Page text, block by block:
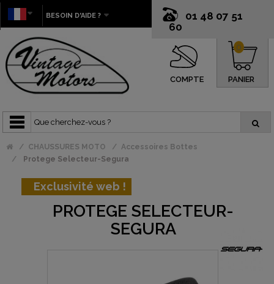
01 48 07 51
60
BESOIN D'AIDE ?
COMPTE PANIER
0
CHAUSSURES MOTO
Accessoires Bottes
Protege Selecteur-Segura
Exclusivité web !
PROTEGE SELECTEUR-
SEGURA